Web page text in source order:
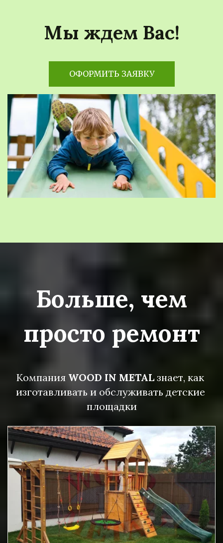
Мы ждем Вас!
ОФОРМИТЬ ЗАЯВКУ
Больше, чем
просто ремонт
Компания WOOD IN METAL знает, как
изготавливать и обслуживать детские
площадки